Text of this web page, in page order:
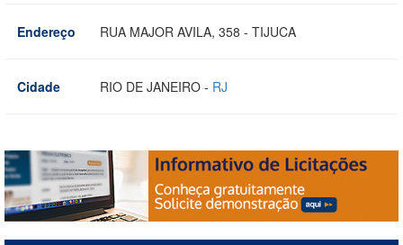
Endereço RUA MAJOR AVILA, 358 - TIJUCA
Cidade RIO DE JANEIRO - RJ